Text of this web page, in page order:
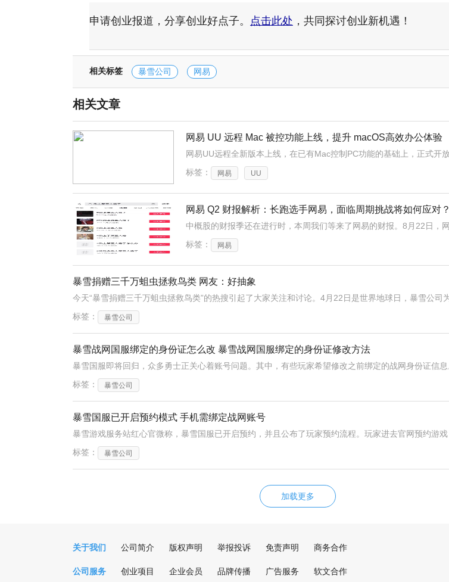
申请创业报道，分享创业好点子。 点击此处 ，共同探讨创业新机遇！
相关标签 暴雪公司 网易
相关文章
网易 UU 远程 Mac 被控功能上线，提升 macOS高效办公体验
标签：
网易 UU
网易 Q2 财报解析：长跑选手网易，面临周期挑战将如何应对？
标签：
网易
暴雪捐赠三千万蛆虫拯救鸟类 网友：好抽象
标签：
暴雪公司
暴雪战网国服绑定的身份证怎么改 暴雪战网国服绑定的身份证修改方法
标签：
暴雪公司
暴雪国服已开启预约模式 手机需绑定战网账号
标签：
暴雪公司
加载更多
关于我们 公司简介 版权声明 举报投诉 免责声明 商务合作
公司服务 创业项目 企业会员 品牌传播 广告服务 软文合作